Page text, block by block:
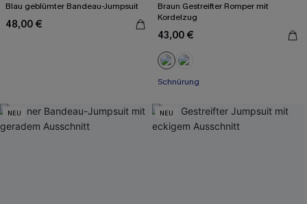
Blau geblümter Bandeau-Jumpsuit
48,00 €
Braun Gestreifter Romper mit
Kordelzug
43,00 €
Schnürung
NEU NEU